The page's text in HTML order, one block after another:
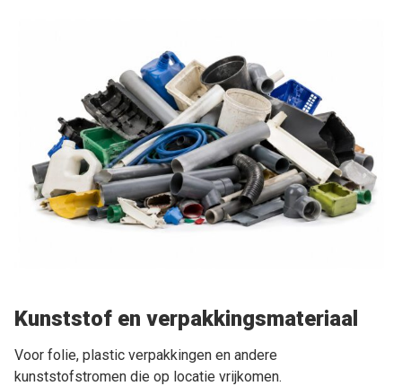
Kunststof en verpakkingsmateriaal
Voor folie, plastic verpakkingen en andere
kunststofstromen die op locatie vrijkomen.